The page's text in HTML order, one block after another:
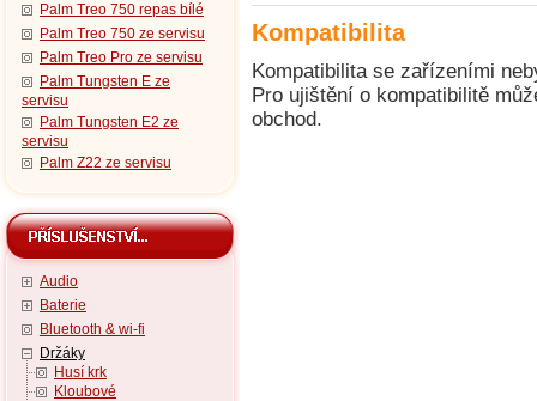
Palm Treo 750 repas bílé
Palm Treo 750 ze servisu
Palm Treo Pro ze servisu
Palm Tungsten E ze
servisu
Palm Tungsten E2 ze
servisu
Palm Z22 ze servisu
Audio
Baterie
Bluetooth & wi-fi
Držáky
Husí krk
Kloubové
Kompatibilita
Kompatibilita se zařízeními
Pro ujištění o kompatibilitě
obchod.